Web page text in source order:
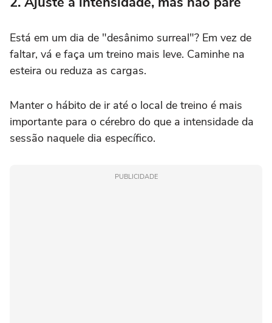
Está em um dia de "desânimo surreal"? Em vez de
faltar, vá e faça um treino mais leve. Caminhe na
esteira ou reduza as cargas.
Manter o hábito de ir até o local de treino é mais
importante para o cérebro do que a intensidade da
sessão naquele dia específico.
PUBLICIDADE